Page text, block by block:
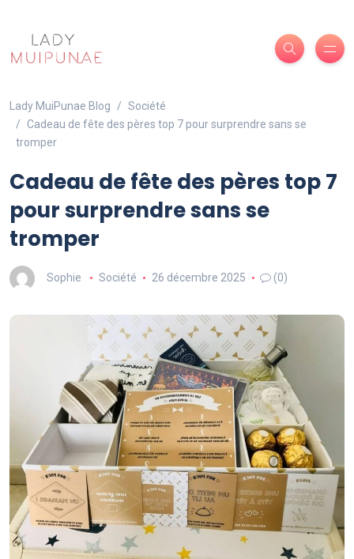
Lady MuiPunae Blog
Société
Cadeau de fête des pères top 7 pour surprendre sans se
tromper
Cadeau de fête des pères top 7
pour surprendre sans se
tromper
Sophie Société 26 décembre 2025 (0)